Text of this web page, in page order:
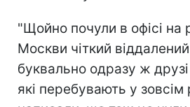
"Щойно почули в офісі на
Москви чіткий
буквально одразу ж
які перебувають у зовсім